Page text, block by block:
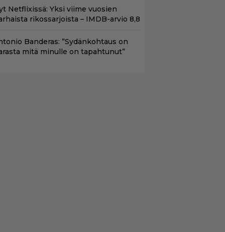
Netflixissä: Yksi viime vuosien
rikossarjoista – IMDB-arvio 8,8
Banderas: ”Sydänkohtaus on
mitä minulle on tapahtunut”